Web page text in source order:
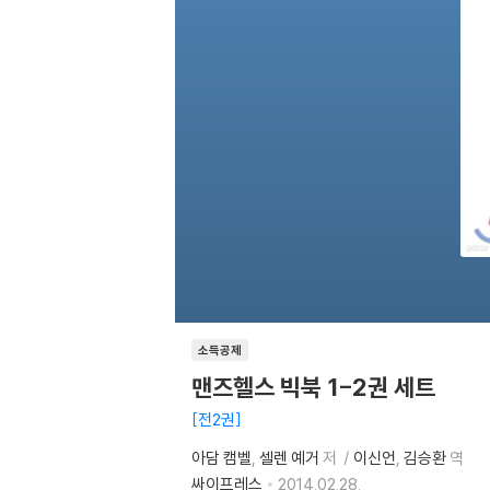
소득공제
맨즈헬스 빅북 1-2권 세트
전2권
아담 캠벨 셀렌 예거 저 이신언 김승환 역
싸이프레스
2014.02.28.